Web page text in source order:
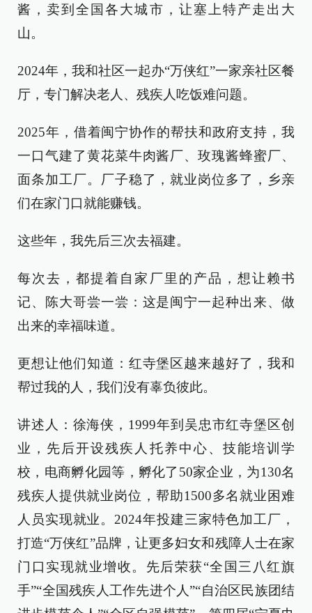
酱，卖到全国各大城市，让塞上特产走出大
山。
2024年，我和社区一起办“万侠红”一家亲社区餐
厅，专门解决老人、残疾人吃饭难问题。
2025年，借着闽宁协作的帮扶和政府支持，我
一口气建了黄花菜牛肉酱厂、玫瑰酱蜂蜜厂、
面条加工厂。厂子稳了，就业岗位多了，乡亲
们在家门口就能赚钱。
这些年，我先后三次去福建。
每次去，都提着自家厂里的产品，想让赖书
记、陈大哥尝一尝：这是闽宁一起种出来、做
出来的幸福味道。
更想让他们知道：红寺堡区越来越好了，我和
帮过我的人，我们没有辜负彼此。
讲述人：徐海侠，1999年到吴忠市红寺堡区创
业，先后开设残疾人托养中心、技能培训学
校，电商孵化园等，孵化了50家企业，为130名
残疾人提供就业岗位，帮助1500多名就业困难
人员实现就业。2024年投建三家特色加工厂，
打造“万侠红”品牌，让更多妇女和残障人士在家
门口实现就业增收。先后荣获“全国三八红旗
手”“全国残疾人工作先进个人”“自治区民族团结